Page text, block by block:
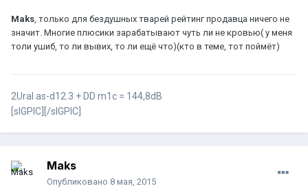
Maks, только для бездушных тварей рейтинг продавца ничего не
значит. Многие плюсики зарабатывают чуть ли не кровью( у меня
толи ушиб, то ли вывих, то ли ещё что)(кто в теме, тот поймёт)
2Ural as-d12.3 + DD m1c = 144,8dB
[sIGPIC][/sIGPIC]
Maks
Опубликовано 8 мая, 2015